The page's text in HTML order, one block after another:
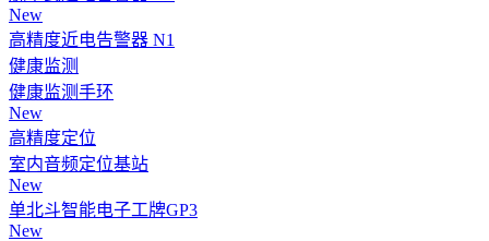
New
高精度近电告警器 N1
健康监测
健康监测手环
New
高精度定位
室内音频定位基站
New
单北斗智能电子工牌GP3
New